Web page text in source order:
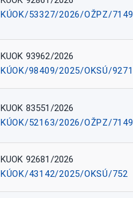
KÚOK/53327/2026/OŽPZ/7149
KUOK 93962/2026
KÚOK/98409/2025/OKSÚ/9271
KUOK 83551/2026
KÚOK/52163/2026/OŽPZ/7149
KUOK 92681/2026
KÚOK/43142/2025/OKSÚ/752